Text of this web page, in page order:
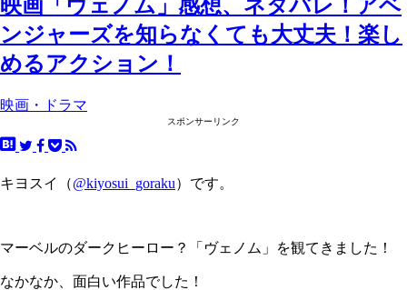
映画「ヴェノム」感想、ネタバレ！アベ
ンジャーズを知らなくても大丈夫！楽し
めるアクション！
映画・ドラマ
スポンサーリンク
キヨスイ（@kiyosui_goraku）です。
マーベルのダークヒーロー？「ヴェノム」を観てきました！
なかなか、面白い作品でした！